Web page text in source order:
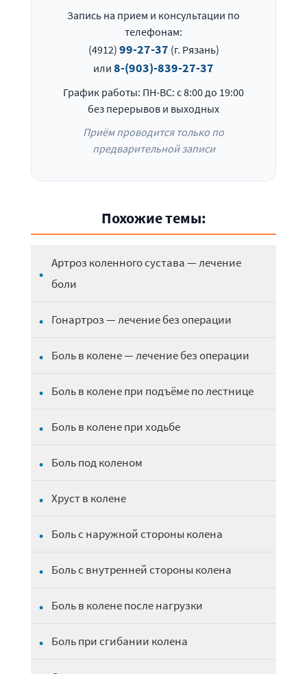
Запись на прием и консультации по
телефонам:
(4912) 99-27-37 (г. Рязань)
или 8-(903)-839-27-37
График работы: ПН-ВС: с 8:00 до 19:00
без перерывов и выходных
Приём проводится только по
предварительной записи
Похожие темы:
Артроз коленного сустава — лечение
боли
Гонартроз — лечение без операции
Боль в колене — лечение без операции
Боль в колене при подъёме по лестнице
Боль в колене при ходьбе
Боль под коленом
Хруст в колене
Боль с наружной стороны колена
Боль с внутренней стороны колена
Боль в колене после нагрузки
Боль при сгибании колена